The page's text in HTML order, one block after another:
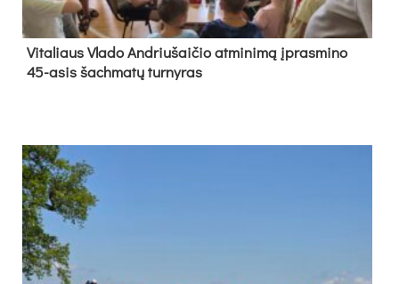
Vi­ta­liaus Vla­do And­riu­šai­čio at­mi­ni­mą įpras­mi­no
45-asis šach­ma­tų tur­ny­ras